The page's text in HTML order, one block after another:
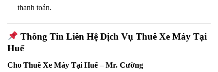
thanh toán.
Thông Tin Liên Hệ Dịch Vụ Thuê Xe Máy Tại
Huế
Cho Thuê Xe Máy Tại Huế – Mr. Cường